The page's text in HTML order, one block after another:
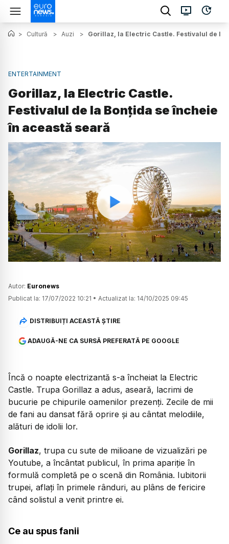
> Cultură > Auzi > Gorillaz, la Electric Castle. Festivalul de la
ENTERTAINMENT
Gorillaz, la Electric Castle.
Festivalul de la Bonțida se încheie
în această seară
Watch
Autor: Euronews
Publicat la: 17/07/2022 10:21 • Actualizat la: 14/10/2025 09:45
DISTRIBUIȚI ACEASTĂ ȘTIRE
ADAUGĂ-NE CA SURSĂ PREFERATĂ PE GOOGLE
Încă o noapte electrizantă s-a încheiat la Electric
Castle. Trupa Gorillaz a adus, aseară, lacrimi de
bucurie pe chipurile oamenilor prezenți. Zecile de mii
de fani au dansat fără oprire și au cântat melodiile,
alături de idolii lor.
Gorillaz, trupa cu sute de milioane de vizualizări pe
Youtube, a încântat publicul, în prima apariție în
formulă completă pe o scenă din România. Iubitorii
trupei, aflați în primele rânduri, au plâns de fericire
când solistul a venit printre ei.
Ce au spus fanii